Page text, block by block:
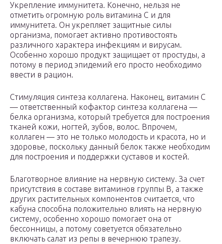
Укрепление иммунитета. Конечно, нельзя не
отметить огромную роль витамина С и для
иммунитета. Он укрепляет защитные силы
организма, помогает активно противостоять
различного характера инфекциям и вирусам.
Особенно хорошо продукт защищает от простуды, а
потому в период эпидемий его просто необходимо
ввести в рацион.
Стимуляция синтеза коллагена. Наконец, витамин С
— ответственный кофактор синтеза коллагена —
белка организма, который требуется для построения
тканей кожи, ногтей, зубов, волос. Впрочем,
коллаген — это не только молодость и красота, но и
здоровье, поскольку данный белок также необходим
для построения и поддержки суставов и костей.
Благотворное влияние на нервную систему. За счет
присутствия в составе витаминов группы В, а также
других растительных компонентов считается, что
кабуна способна положительно влиять на нервную
систему, особенно хорошо помогает она от
бессонницы, а потому советуется обязательно
включать салат из репы в вечернюю трапезу.